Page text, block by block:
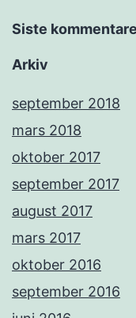
Siste
Arkiv
september 2018
mars 2018
oktober 2017
september 2017
august 2017
mars 2017
oktober 2016
september 2016